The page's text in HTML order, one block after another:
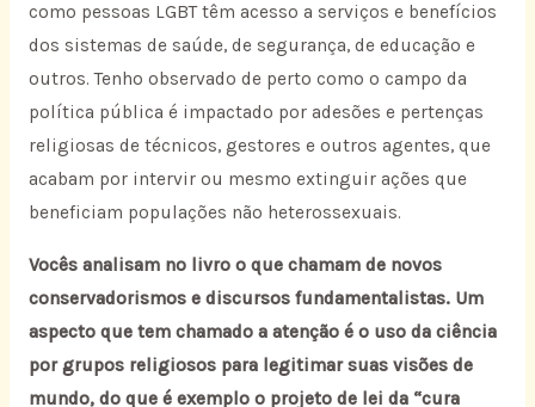
como pessoas LGBT têm acesso a serviços e benefícios
dos sistemas de saúde, de segurança, de educação e
outros. Tenho observado de perto como o campo da
política pública é impactado por adesões e pertenças
religiosas de técnicos, gestores e outros agentes, que
acabam por intervir ou mesmo extinguir ações que
beneficiam populações não heterossexuais.
Vocês analisam no livro o que chamam de novos
conservadorismos e discursos fundamentalistas. Um
aspecto que tem chamado a atenção é o uso da ciência
por grupos religiosos para legitimar suas visões de
mundo, do que é exemplo o projeto de lei da “cura